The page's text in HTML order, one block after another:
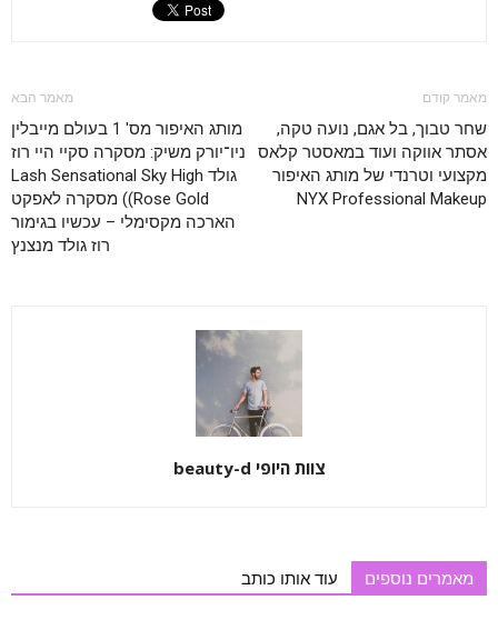
מאמר קודם
שחר טבוך, בל אגם, נועה טקה,
אסתר אווקה ועוד במאסטר קלאס
מקצועי וטרנדי של מותג האיפור
NYX Professional Makeup
מאמר הבא
מותג האיפור מס' 1 בעולם מייבלין
ניו־יורק משיק: מסקרה סקיי היי רוז
גולד Lash Sensational Sky High
Rose Gold)) מסקרה לאפקט
הארכה מקסימלי – עכשיו בגימור
רוז גולד מנצנץ
צוות היופי beauty-d
מאמרים נוספים עוד אותו כותב